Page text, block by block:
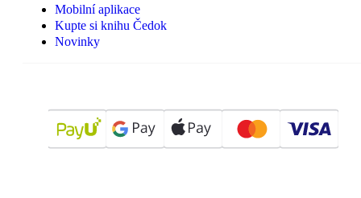
Mobilní aplikace
Kupte si knihu Čedok
Novinky